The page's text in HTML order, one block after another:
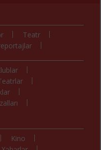
Teatr
Kino